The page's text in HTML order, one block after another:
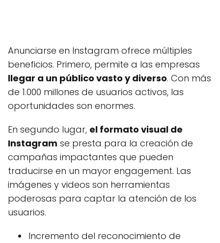
Anunciarse en Instagram ofrece múltiples
beneficios. Primero, permite a las empresas
llegar a un público vasto y diverso. Con más
de 1.000 millones de usuarios activos, las
oportunidades son enormes.
En segundo lugar, el formato visual de
Instagram se presta para la creación de
campañas impactantes que pueden
traducirse en un mayor engagement. Las
imágenes y videos son herramientas
poderosas para captar la atención de los
usuarios.
Incremento del reconocimiento de